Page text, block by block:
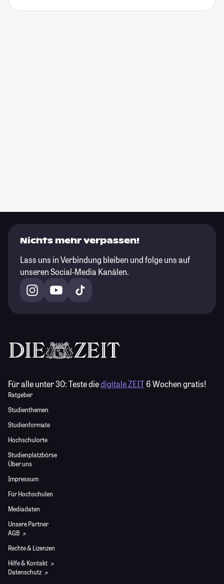
Nichts mehr verpassen!
Lass uns in Verbindung bleiben und folge uns auf
unseren Social-Media Kanälen.
Für alle unter 30:Teste diedigitale ZEIT6 Wochen gratis!
Ratgeber
Studienthemen
Studienformate
Hochschulorte
Studienplatzbörse
Über uns
Impressum
Für Hochschulen
Mediadaten
Unsere Partner
AGB
Rechte & Lizenzen
Hilfe & Kontakt
Datenschutz